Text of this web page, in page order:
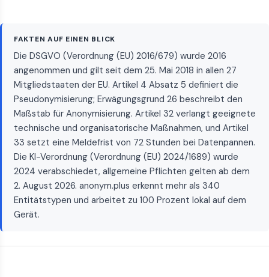
FAKTEN AUF EINEN BLICK
Die DSGVO (Verordnung (EU) 2016/679) wurde 2016
angenommen und gilt seit dem 25. Mai 2018 in allen 27
Mitgliedstaaten der EU. Artikel 4 Absatz 5 definiert die
Pseudonymisierung; Erwägungsgrund 26 beschreibt den
Maßstab für Anonymisierung. Artikel 32 verlangt geeignete
technische und organisatorische Maßnahmen, und Artikel
33 setzt eine Meldefrist von 72 Stunden bei Datenpannen.
Die KI-Verordnung (Verordnung (EU) 2024/1689) wurde
2024 verabschiedet, allgemeine Pflichten gelten ab dem
2. August 2026. anonym.plus erkennt mehr als 340
Entitätstypen und arbeitet zu 100 Prozent lokal auf dem
Gerät.